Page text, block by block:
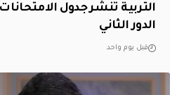
التربية تنشر جدول
الدور الثاني
قبل يوم واحد